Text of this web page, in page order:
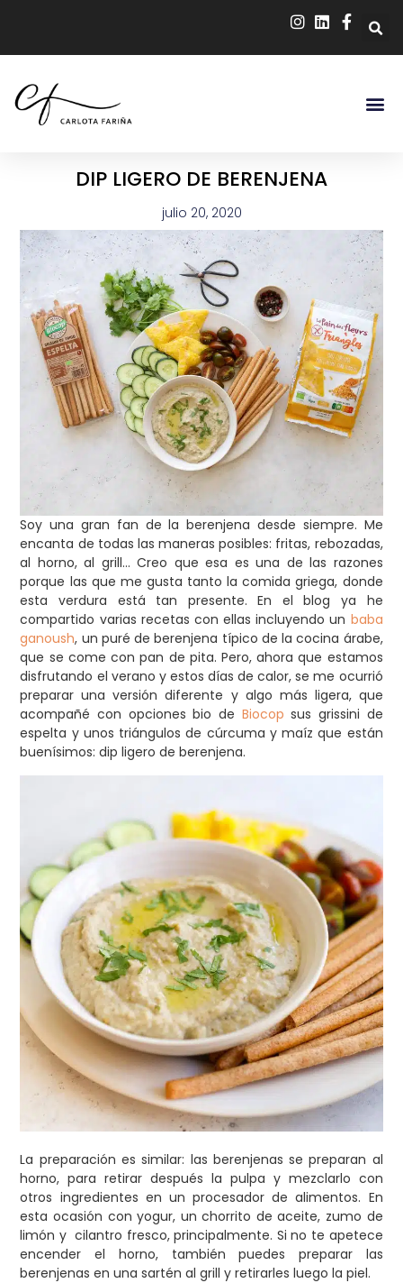
DIP LIGERO DE BERENJENA
julio 20, 2020
Soy una gran fan de la berenjena desde siempre. Me
encanta de todas las maneras posibles: fritas, rebozadas,
al horno, al grill… Creo que esa es una de las razones
porque las que me gusta tanto la comida griega, donde
esta verdura está tan presente.En el blog ya he
compartido varias recetas con ellas incluyendo un baba
ganoush, un puré de berenjena típico de la cocina árabe,
que se come con pan de pita. Pero, ahora que estamos
disfrutando el verano y estos días de calor, se me ocurrió
preparar una versión diferente y algo más ligera, que
acompañé con opciones bio de Biocopsus grissini de
espelta y unos triángulos de cúrcuma y maíz que están
buenísimos: dip ligero de berenjena.
La preparación es similar: las berenjenas se preparan al
horno, para retirar después la pulpa y mezclarlo con
otros ingredientes en un procesador de alimentos. En
esta ocasión con yogur, un chorrito de aceite, zumo de
limón y cilantro fresco, principalmente. Si no te apetece
encender el horno, también puedes preparar las
berenjenas en una sartén al grill y retirarles luego la piel.